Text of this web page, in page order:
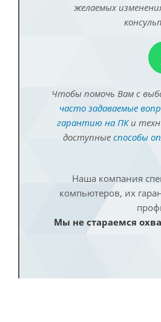
желаемых
Чтобы помочь Вам с
часто задаваемые
гарантию на ПКи
доступные способы
Наша компания
компьютеров, их
Мы не стараемся